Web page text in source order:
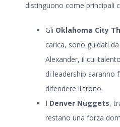
distinguono come principali
Gli Oklahoma City
carica, sono guidati
Alexander, il cui
di leadership saranno
difendere il trono.
I Denver Nuggets,
restano una forza